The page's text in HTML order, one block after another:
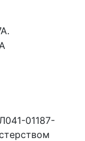
01187-